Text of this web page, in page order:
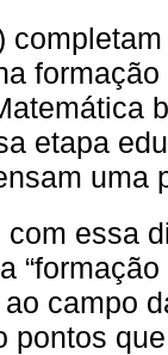
etapa
uma
com essa
campo
pontos